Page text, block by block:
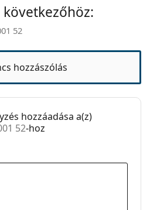
Használat előtt olvasd el a
52
hozzászólás
hozzáadása a(z)
52-hoz